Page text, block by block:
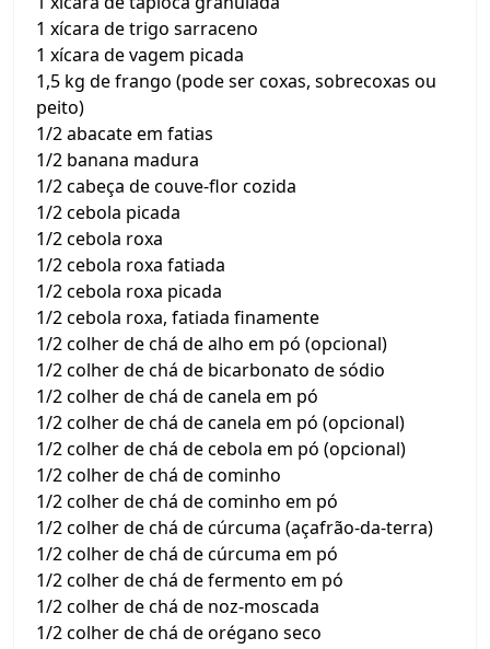
1 xícara de trigo sarraceno
1 xícara de vagem picada
1,5 kg de frango (pode ser coxas, sobrecoxas ou
peito)
1/2 abacate em fatias
1/2 banana madura
1/2 cabeça de couve-flor cozida
1/2 cebola picada
1/2 cebola roxa
1/2 cebola roxa fatiada
1/2 cebola roxa picada
1/2 cebola roxa, fatiada finamente
1/2 colher de chá de alho em pó (opcional)
1/2 colher de chá de bicarbonato de sódio
1/2 colher de chá de canela em pó
1/2 colher de chá de canela em pó (opcional)
1/2 colher de chá de cebola em pó (opcional)
1/2 colher de chá de cominho
1/2 colher de chá de cominho em pó
1/2 colher de chá de cúrcuma (açafrão-da-terra)
1/2 colher de chá de cúrcuma em pó
1/2 colher de chá de fermento em pó
1/2 colher de chá de noz-moscada
1/2 colher de chá de orégano seco